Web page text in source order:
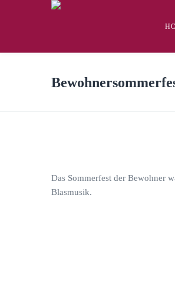
Das Sommerfest der Bewohner
Blasmusik.